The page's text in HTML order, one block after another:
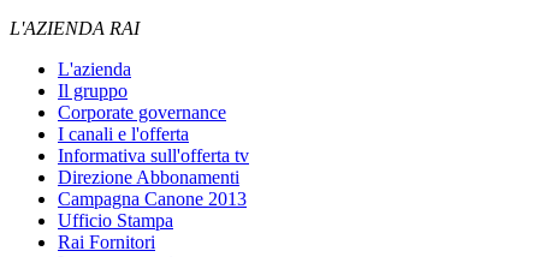
L'AZIENDA RAI
L'azienda
Il gruppo
Corporate governance
I canali e l'offerta
Informativa sull'offerta tv
Direzione Abbonamenti
Campagna Canone 2013
Ufficio Stampa
Rai Fornitori